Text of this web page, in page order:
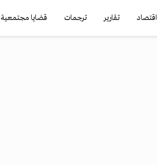
اقتصاد تقارير ترجمات قضايا مجتمعية